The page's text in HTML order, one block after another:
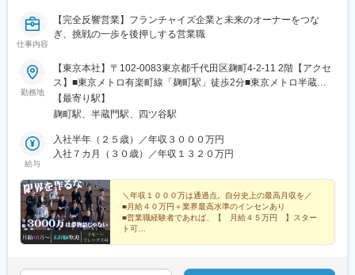
仕事内容
【完全反響営業】フランチャイズ企業と未来のオーナーをつな
ぎ、挑戦の一歩を後押しする営業職
勤務地
【東京本社】〒102-0083東京都千代田区麹町4-2-11 2階【アクセ
ス】■東京メトロ有楽町線「麹町駅」徒歩2分■東京メトロ半蔵門
線「半蔵門駅」徒歩7分■JR中央線・総武線／ 東京メトロ丸ノ内
線・南北線「四ツ谷駅」徒歩8分
【最寄り駅】
麹町駅、半蔵門駅、四ツ谷駅
給与
入社半年（２５歳）／年収３０００万円
入社７カ月（３０歳）／年収１３２０万円
＼年収１０００万は通過点。自分史上の最高月収を／
■月給４０万円＋業界最高水準のインセンあり
■営業職経験者であれば、【 月給４５万円 】スター
ト可